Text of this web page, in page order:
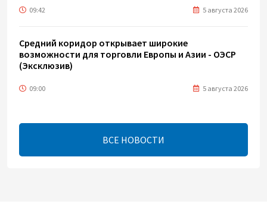
09:42 5 августа 2026
Средний коридор открывает широкие
возможности для торговли Европы и Азии - ОЭСР
(Эксклюзив)
09:00 5 августа 2026
Центральная Азия ускоряет цифровой переход:
08:00 5 августа 2026
ВСЕ НОВОСТИ